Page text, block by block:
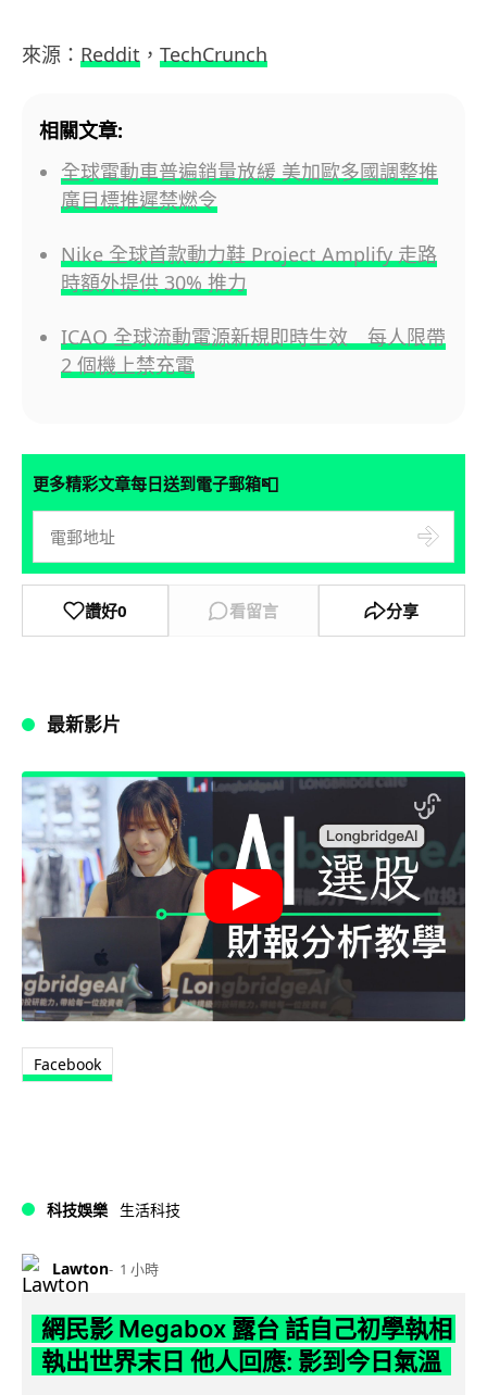
來源： Reddit ， TechCrunch
相關文章:
全球電動車普遍銷量放緩 美加歐多國調整推
廣目標推遲禁燃令
Nike 全球首款動力鞋 Project Amplify 走路
時額外提供 30% 推力
ICAO 全球流動電源新規即時生效 每人限帶
2 個機上禁充電
更多精彩文章每日送到電子郵箱📮
讚好0 看留言 分享
最新影片
Facebook
科技娛樂 生活科技
Lawton 1 小時
網民影 Megabox 露台 話自己初學執相
執出世界末日 他人回應: 影到今日氣溫